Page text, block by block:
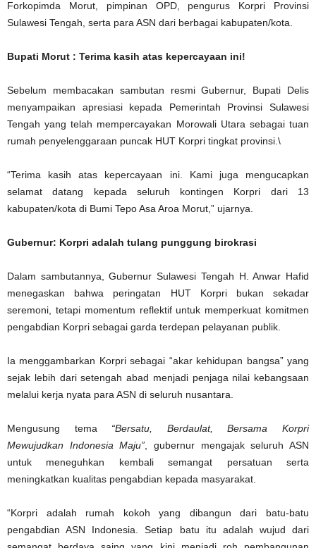
Forkopimda Morut, pimpinan OPD, pengurus Korpri Provinsi
Sulawesi Tengah, serta para ASN dari berbagai kabupaten/kota.
Bupati Morut : Terima kasih atas kepercayaan ini!
Sebelum membacakan sambutan resmi Gubernur, Bupati Delis
menyampaikan apresiasi kepada Pemerintah Provinsi Sulawesi
Tengah yang telah mempercayakan Morowali Utara sebagai tuan
rumah penyelenggaraan puncak HUT Korpri tingkat provinsi.\
“Terima kasih atas kepercayaan ini. Kami juga mengucapkan
selamat datang kepada seluruh kontingen Korpri dari 13
kabupaten/kota di Bumi Tepo Asa Aroa Morut,” ujarnya.
Gubernur: Korpri adalah tulang punggung birokrasi
Dalam sambutannya, Gubernur Sulawesi Tengah H. Anwar Hafid
menegaskan bahwa peringatan HUT Korpri bukan sekadar
seremoni, tetapi momentum reflektif untuk memperkuat komitmen
pengabdian Korpri sebagai garda terdepan pelayanan publik.
Ia menggambarkan Korpri sebagai “akar kehidupan bangsa” yang
sejak lebih dari setengah abad menjadi penjaga nilai kebangsaan
melalui kerja nyata para ASN di seluruh nusantara.
Mengusung tema “Bersatu, Berdaulat, Bersama Korpri
Mewujudkan Indonesia Maju”, gubernur mengajak seluruh ASN
untuk meneguhkan kembali semangat persatuan serta
meningkatkan kualitas pengabdian kepada masyarakat.
“Korpri adalah rumah kokoh yang dibangun dari batu-batu
pengabdian ASN Indonesia. Setiap batu itu adalah wujud dari